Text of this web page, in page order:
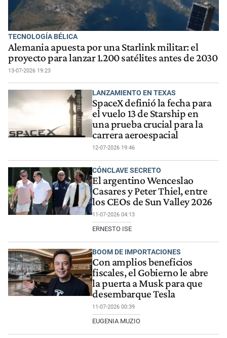
TECNOLOGÍA BÉLICA
Alemania apuesta por una Starlink militar: el
proyecto para lanzar 1.200 satélites antes de 2030
13-07-2026 19:23
LANZAMIENTO EN TEXAS
SpaceX definió la fecha para
el vuelo 13 de Starship en
una prueba crucial para la
carrera aeroespacial
12-07-2026 19:46
CÓNCLAVE SECRETO
El argentino Wenceslao
Casares y Peter Thiel, entre
los CEOs de Sun Valley 2026
11-07-2026 04:13
ERNESTO ISE
BOOM DE IMPORTACIONES
Con amplios beneficios
fiscales, el Gobierno le abre
la puerta a Musk para que
desembarque Tesla
11-07-2026 00:39
EUGENIA MUZIO